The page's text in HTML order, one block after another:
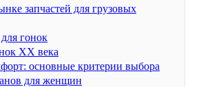
запчастей для грузовых
гонок
XX века
основные критерии выбора
для женщин